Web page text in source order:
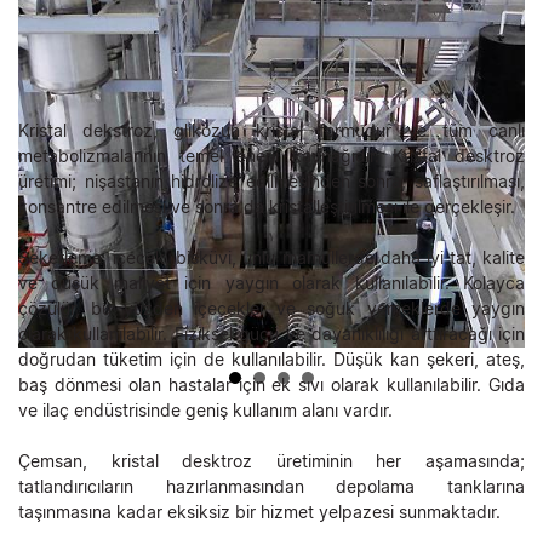
Kristal dekstroz, glikozun kristal formudur ve tüm canlı
metabolizmalarının temel enerji kaynağıdır. Kristal desktroz
üretimi; nişastanın hidrolize edilmesinden sonra, saflaştırılması,
konsantre edilmesi ve sonra da kristalleştirilmesi ile gerçekleşir.
Şekerleme, içecek, bisküvi, unlu mamullerde daha iyi tat, kalite
ve düşük maliyet için yaygın olarak kullanılabilir. Kolayca
çözülür, bu yüzden içecekler ve soğuk yemeklerde yaygın
olarak kullanılabilir. Fiziksel gücü ve dayanıklılığı arttıracağı için
doğrudan tüketim için de kullanılabilir. Düşük kan şekeri, ateş,
baş dönmesi olan hastalar için ek sıvı olarak kullanılabilir. Gıda
ve ilaç endüstrisinde geniş kullanım alanı vardır.
Çemsan, kristal desktroz üretiminin her aşamasında;
tatlandırıcıların hazırlanmasından depolama tanklarına
taşınmasına kadar eksiksiz bir hizmet yelpazesi sunmaktadır.